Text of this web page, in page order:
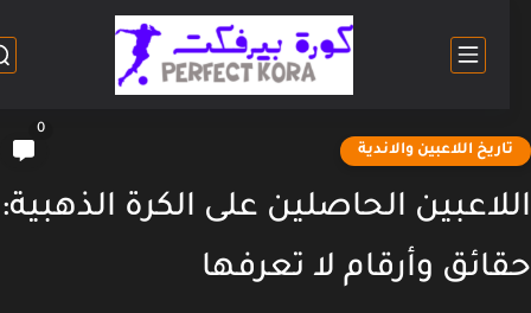
اللاعبين والاندية
الحاصلين على الكرة الذهبية:
وأرقام لا تعرفها